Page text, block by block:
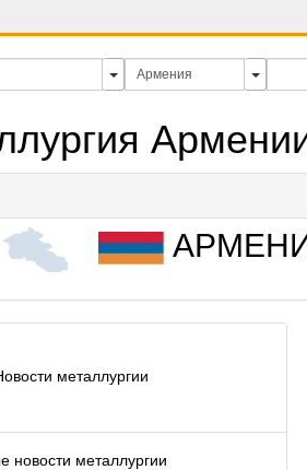
металлургии
новости металлургии